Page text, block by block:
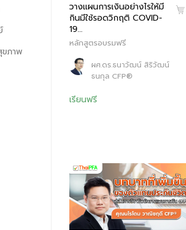
วางแผนการเงินอย่างไรให้มี
กินมีใช้รอดวิกฤติ COVID-
19…
หลักสูตรอบรมฟรี
ผศ.ดร.ธนาวัฒน์ สิริวัฒน์
ธนกุล CFP®
เรียนฟรี
ขภาพ